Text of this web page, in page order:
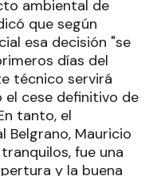
ambiental de
que según
esa decisión "se
días del
técnico servirá
el cese definitivo de
tanto, el
Belgrano, Mauricio
fue una
y la buena